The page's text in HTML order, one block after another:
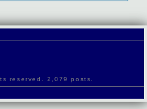
reserved. 2,079 posts.